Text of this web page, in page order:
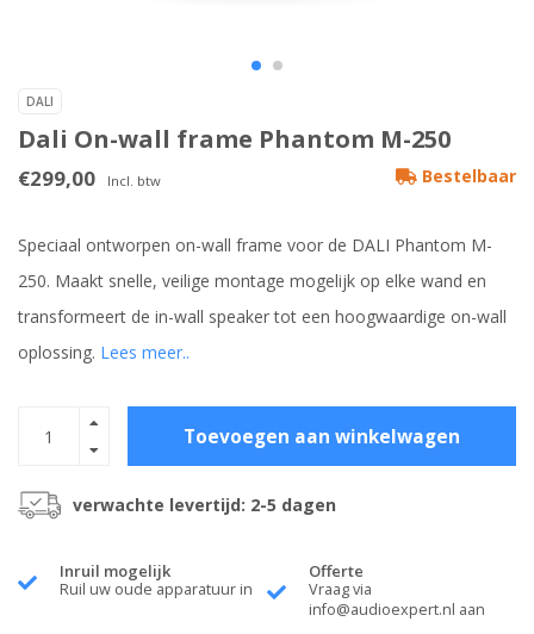
DALI
Dali On-wall frame Phantom M-250
€299,00 Incl. btw Bestelbaar
Speciaal ontworpen on-wall frame voor de DALI Phantom M-
250. Maakt snelle, veilige montage mogelijk op elke wand en
transformeert de in-wall speaker tot een hoogwaardige on-wall
oplossing. Lees meer..
Toevoegen aan winkelwagen
verwachte levertijd: 2-5 dagen
Inruil mogelijk
Ruil uw oude apparatuur in
Offerte
Vraag via
info@audioexpert.nl aan